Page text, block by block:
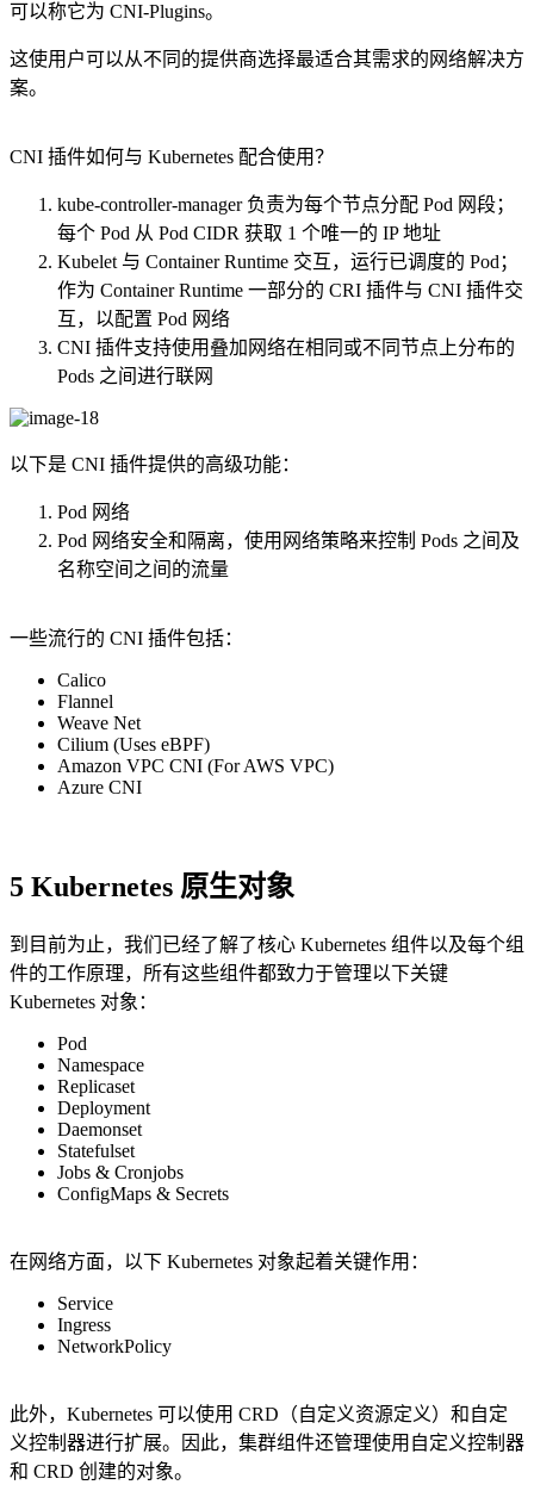
可以称它为 CNI-Plugins。
这使用户可以从不同的提供商选择最适合其需求的网络解决方
案。
CNI 插件如何与 Kubernetes 配合使用？
kube-controller-manager 负责为每个节点分配 Pod 网段；
每个 Pod 从 Pod CIDR 获取 1 个唯一的 IP 地址
Kubelet 与 Container Runtime 交互，运行已调度的 Pod；
作为 Container Runtime 一部分的 CRI 插件与 CNI 插件交
互，以配置 Pod 网络
CNI 插件支持使用叠加网络在相同或不同节点上分布的
Pods 之间进行联网
以下是 CNI 插件提供的高级功能：
Pod 网络
Pod 网络安全和隔离，使用网络策略来控制 Pods 之间及
名称空间之间的流量
一些流行的 CNI 插件包括：
Calico
Flannel
Weave Net
Cilium (Uses eBPF)
Amazon VPC CNI (For AWS VPC)
Azure CNI
5 Kubernetes 原生对象
到目前为止，我们已经了解了核心 Kubernetes 组件以及每个组
件的工作原理，所有这些组件都致力于管理以下关键
Kubernetes 对象：
Pod
Namespace
Replicaset
Deployment
Daemonset
Statefulset
Jobs & Cronjobs
ConfigMaps & Secrets
在网络方面，以下 Kubernetes 对象起着关键作用：
Service
Ingress
NetworkPolicy
此外，Kubernetes 可以使用 CRD（自定义资源定义）和自定
义控制器进行扩展。因此，集群组件还管理使用自定义控制器
和 CRD 创建的对象。